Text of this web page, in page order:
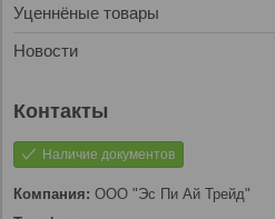
Уценнёные товары
Новости
Наличие документов
ООО "Эс Пи Ай Трейд"